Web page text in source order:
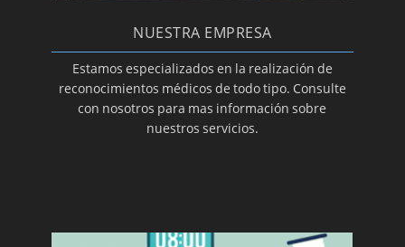
NUESTRA EMPRESA
Estamos especializados en la realización de
reconocimientos médicos de todo tipo. Consulte
con nosotros para mas información sobre
nuestros servicios.